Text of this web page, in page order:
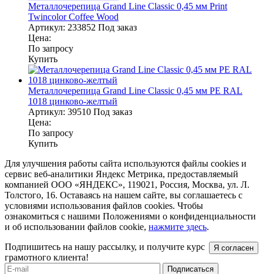
Металлочерепица Grand Line Classic 0,45 мм Print
Twincolor Coffee Wood
Артикул: 233852 Под заказ
Цена:
По запросу
Купить
Металлочерепица Grand Line Classic 0,45 мм PE RAL
1018 цинково-желтый
Артикул: 39510 Под заказ
Цена:
По запросу
Купить
Для улучшения работы сайта используются файлы cookies и
сервис веб-аналитики Яндекс Метрика, предоставляемый
компанией ООО «ЯНДЕКС», 119021, Россия, Москва, ул. Л.
Толстого, 16. Оставаясь на нашем сайте, вы соглашаетесь с
условиями использования файлов cookies. Чтобы
ознакомиться с нашими Положениями о конфиденциальности
и об использовании файлов cookie, нажмите здесь.
Я согласен
Подпишитесь на нашу рассылку, и получите курс
грамотного клиента!